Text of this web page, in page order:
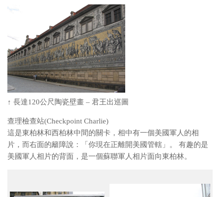
↑ 長達120公尺陶瓷壁畫 – 君王出巡圖
查理檢查站(Checkpoint Charlie)
這是東柏林和西柏林中間的關卡，相中有一個美國軍人的相
片，而右面的籬障說：「你現在正離開美國管轄」。 有趣的是
美國軍人相片的背面，是一個蘇聯軍人相片面向東柏林。